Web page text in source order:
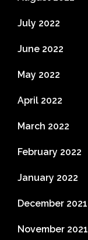
July 2022
June 2022
May 2022
April 2022
March 2022
February 2022
January 2022
December 2021
November 2021